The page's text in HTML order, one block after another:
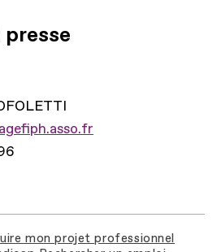
mon projet professionnel